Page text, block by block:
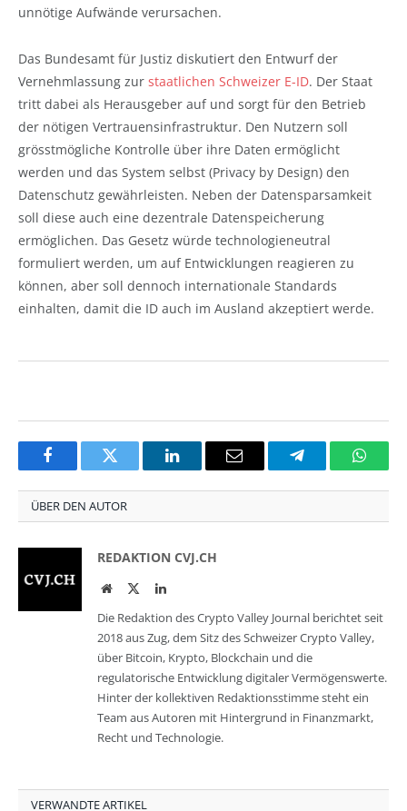
unnötige Aufwände verursachen.
Das Bundesamt für Justiz diskutiert den Entwurf der
Vernehmlassung zur staatlichen Schweizer E-ID. Der Staat
tritt dabei als Herausgeber auf und sorgt für den Betrieb
der nötigen Vertrauensinfrastruktur. Den Nutzern soll
grösstmögliche Kontrolle über ihre Daten ermöglicht
werden und das System selbst (Privacy by Design) den
Datenschutz gewährleisten. Neben der Datensparsamkeit
soll diese auch eine dezentrale Datenspeicherung
ermöglichen. Das Gesetz würde technologieneutral
formuliert werden, um auf Entwicklungen reagieren zu
können, aber soll dennoch internationale Standards
einhalten, damit die ID auch im Ausland akzeptiert werde.
FacebookTwitter LinkedInEmail Telegram
ÜBER DEN AUTOR
REDAKTION CVJ.CH
WebsiteTwitterLinkedIn
Die Redaktion des Crypto Valley Journal berichtet seit
2018 aus Zug, dem Sitz des Schweizer Crypto Valley,
über Bitcoin, Krypto, Blockchain und die
regulatorische Entwicklung digitaler Vermögenswerte.
Hinter der kollektiven Redaktionsstimme steht ein
Team aus Autoren mit Hintergrund in Finanzmarkt,
Recht und Technologie.
VERWANDTE ARTIKEL